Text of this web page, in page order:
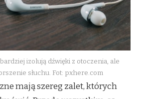
izolują dźwięki z otoczenia, ale
słuchu. Fot: pxhere.com
mają szereg zalet, których